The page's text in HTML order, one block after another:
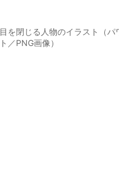
目を閉じる人物のイラスト（パ
ト／PNG画像）